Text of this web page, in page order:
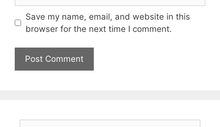
Save my name, email, and website in this
browser for the next time I comment.